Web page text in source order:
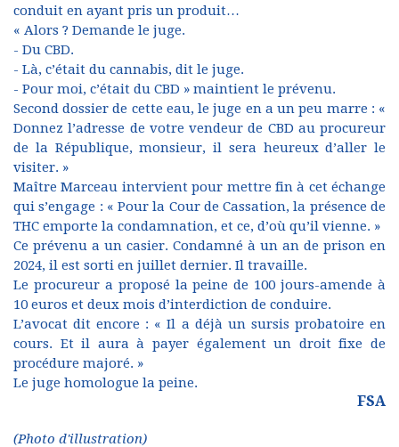
conduit en ayant pris un produit…
« Alors ? Demande le juge.
- Du CBD.
- Là, c’était du cannabis, dit le juge.
- Pour moi, c’était du CBD » maintient le prévenu.
Second dossier de cette eau, le juge en a un peu marre : «
Donnez l’adresse de votre vendeur de CBD au procureur
de la République, monsieur, il sera heureux d’aller le
visiter. »
Maître Marceau intervient pour mettre fin à cet échange
qui s’engage : « Pour la Cour de Cassation, la présence de
THC emporte la condamnation, et ce, d’où qu’il vienne. »
Ce prévenu a un casier. Condamné à un an de prison en
2024, il est sorti en juillet dernier. Il travaille.
Le procureur a proposé la peine de 100 jours-amende à
10 euros et deux mois d’interdiction de conduire.
L’avocat dit encore : « Il a déjà un sursis probatoire en
cours. Et il aura à payer également un droit fixe de
procédure majoré. »
Le juge homologue la peine.
FSA
(Photo d'illustration)